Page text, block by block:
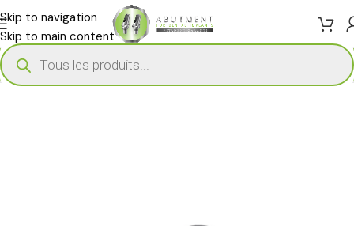
Skip to navigation
Skip to main content